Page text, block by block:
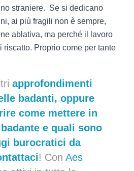
straniere. Se si dedicano
ai più fragili non è sempre,
ablativa, ma perché il lavoro
riscatto. Proprio come per tante
approfondimenti
badanti, oppure
come mettere in
e quali sono
burocratici da
! Con Aes